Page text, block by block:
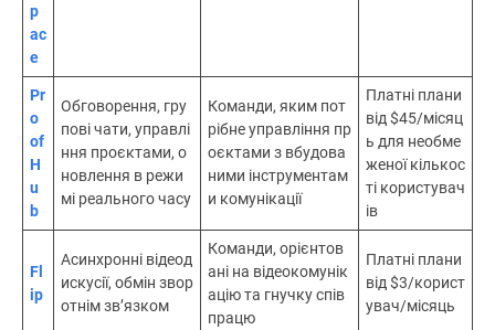
p
ac
e
Pr
o
of
H
u
b
Обговорення, гру
пові чати, управлі
ння проєктами, о
новлення в режи
мі реального часу
Команди, яким пот
рібне управління пр
оєктами з вбудова
ними інструментам
и комунікації
Платні плани
від $45/місяц
ь для необме
женої кількос
ті користувач
ів
Fl
ip
Асинхронні відеод
искусії, обмін звор
отнім зв’язком
Команди, орієнтов
ані на відеокомунік
ацію та гнучку спів
працю
Платні плани
від $3/корист
увач/місяць